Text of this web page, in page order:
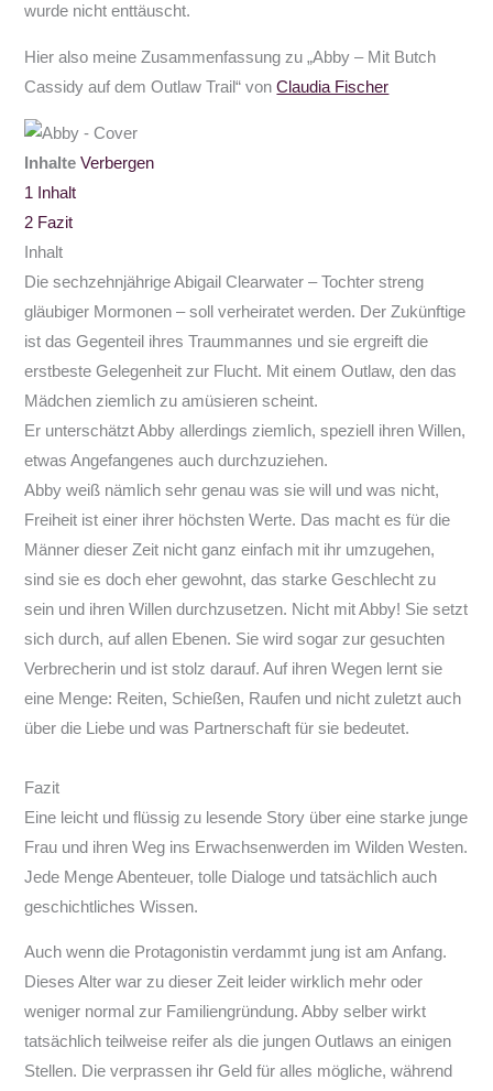
wurde nicht enttäuscht.
Hier also meine Zusammenfassung zu „Abby – Mit Butch
Cassidy auf dem Outlaw Trail“ vonClaudia Fischer
Inhalte Verbergen
1
Inhalt
2 Fazit
Inhalt
Die sechzehnjährige Abigail Clearwater – Tochter streng
gläubiger Mormonen – soll verheiratet werden. Der Zukünftige
ist das Gegenteil ihres Traummannes und sie ergreift die
erstbeste Gelegenheit zur Flucht. Mit einem Outlaw, den das
Mädchen ziemlich zu amüsieren scheint.
Er unterschätzt Abby allerdings ziemlich, speziell ihren Willen,
etwas Angefangenes auch durchzuziehen.
Abby weiß nämlich sehr genau was sie will und was nicht,
Freiheit ist einer ihrer höchsten Werte. Das macht es für die
Männer dieser Zeit nicht ganz einfach mit ihr umzugehen,
sind sie es doch eher gewohnt, das starke Geschlecht zu
sein und ihren Willen durchzusetzen. Nicht mit Abby! Sie setzt
sich durch, auf allen Ebenen. Sie wird sogar zur gesuchten
Verbrecherin und ist stolz darauf. Auf ihren Wegen lernt sie
eine Menge: Reiten, Schießen, Raufen und nicht zuletzt auch
über die Liebe und was Partnerschaft für sie bedeutet.
Fazit
Eine leicht und flüssig zu lesende Story über eine starke junge
Frau und ihren Weg ins Erwachsenwerden im Wilden Westen.
Jede Menge Abenteuer, tolle Dialoge und tatsächlich auch
geschichtliches Wissen.
Auch wenn die Protagonistin verdammt jung ist am Anfang.
Dieses Alter war zu dieser Zeit leider wirklich mehr oder
weniger normal zur Familiengründung. Abby selber wirkt
tatsächlich teilweise reifer als die jungen Outlaws an einigen
Stellen. Die verprassen ihr Geld für alles mögliche, während